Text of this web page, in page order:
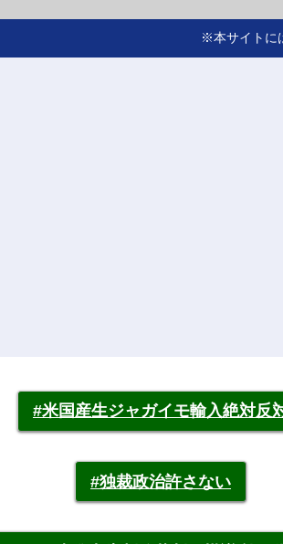
※本サイトに
#米国産生ジャガイモ輸入絶対反
#独裁政治許さない